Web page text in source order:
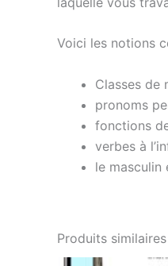
Voici les notions
Classes de
pronoms
fonctions
verbes à
le masculin
Produits similaires